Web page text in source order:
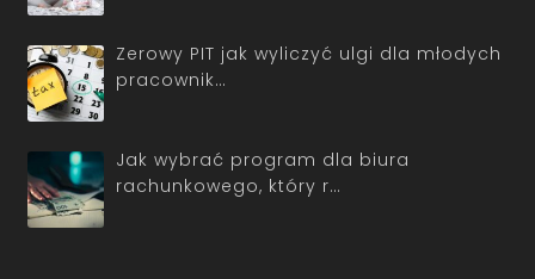
Zerowy PIT jak wyliczyć ulgi dla młodych
pracownik…
Jak wybrać program dla biura
rachunkowego, który r…